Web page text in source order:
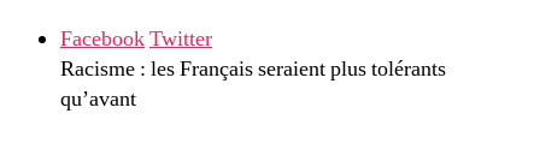
FacebookTwitter
Racisme : les Français seraient plus tolérants
qu’avant